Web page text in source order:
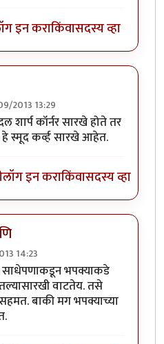
इन कराकिंवासदस्य व्हा
2013 13:29
हेच तर कळणारbyस्पंदना
शार्प कॉर्नर सारखे होते तर
स्मूद कर्व्ह सारखे आहेत.
लॉग इन कराकिंवासदस्य व्हा
14:23
हेच तर कळणारby
भपक्याकडे
वाटतेय. तसे
बाकी मग भपक्याच्या